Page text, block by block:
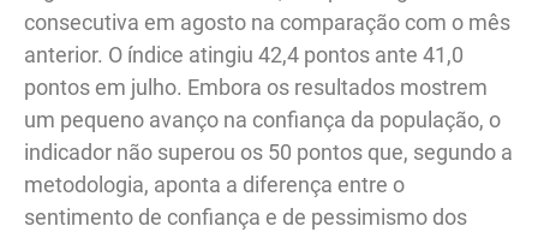
consecutiva em agosto na comparação com o mês
anterior. O índice atingiu 42,4 pontos ante 41,0
pontos em julho. Embora os resultados mostrem
um pequeno avanço na confiança da população, o
indicador não superou os 50 pontos que, segundo a
metodologia, aponta a diferença entre o
sentimento de confiança e de pessimismo dos